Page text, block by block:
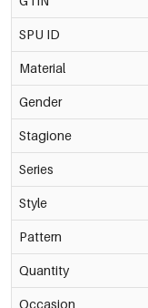
-15%
53842-177167
SPU ID
Material
Gender
Stagione
Series
Style
Pattern
Quantity
Occasion